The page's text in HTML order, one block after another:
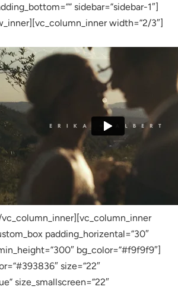
sidebar=”sidebar-1″]
width=”2/3″]
padding_horizental=”30″
bg_color=”#f9f9f9″]
size=”22″
size_smallscreen=”22″